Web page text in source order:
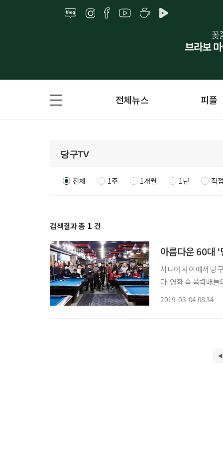
전체뉴스 피플
전체 1주 1개월 1년 직
검색결과 총 1 건
아름다운 60대
시니어 사이에서 당
다. 영화 속 폭력배
2019-03-04 08:34